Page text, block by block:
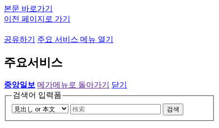
본문 바로가기
이전 페이지로 가기
공유하기 주요 서비스 메뉴 열기
주요서비스
중앙일보 메가메뉴로 돌아가기
닫기
검색어 입력폼
검색